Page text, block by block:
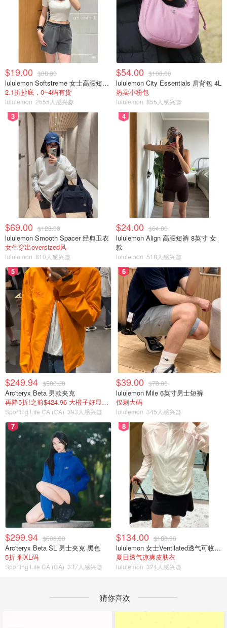
$19.00 $88.00
lululemon Softstreme 女士高腰短裤 10cm
2.1折抄底，0~4码有货
lululemon 2655人感兴趣
$54.00 $108.00
lululemon City Essentials 肩背包 4L
热卖小粉包
lululemon 855人感兴趣
3
$69.00 $128.00
lululemon Smooth Spacer 经典卫衣
女生穿出oversized风
lululemon 810人感兴趣
4
$24.00 $64.00
lululemon Align 高腰短裤 8英寸 女
款
lululemon 518人感兴趣
5
$249.94 $500.00
Arc'teryx Beta 男款夹克
再降5折!之前$424.96 大橙子好显白 蹲补
Sporting Life CA (CA) 393人感兴趣
6
$39.00 $78.00
lululemon Mile 6英寸男士短裤
仅剩大码
lululemon 345人感兴趣
7
$299.94 $600.00
Arc'teryx Beta SL 男士夹克 黑色
5折 剩XL码
Sporting Life CA (CA) 337人感兴趣
8
$134.00 $188.00
lululemon 女士Ventilated透气可收纳跑步夹克
夏日透气凉爽皮肤衣
lululemon 324人感兴趣
猜你喜欢